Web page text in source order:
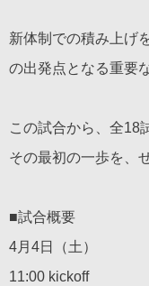
新体制での積み上げ
の出発点となる重要
この試合から、全18
その最初の一歩を、
■試合概要
4月4日（土）
11:00 kickoff